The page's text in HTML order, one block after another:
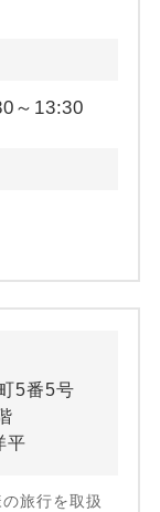
～13:30
5番5号
平
旅行を取扱